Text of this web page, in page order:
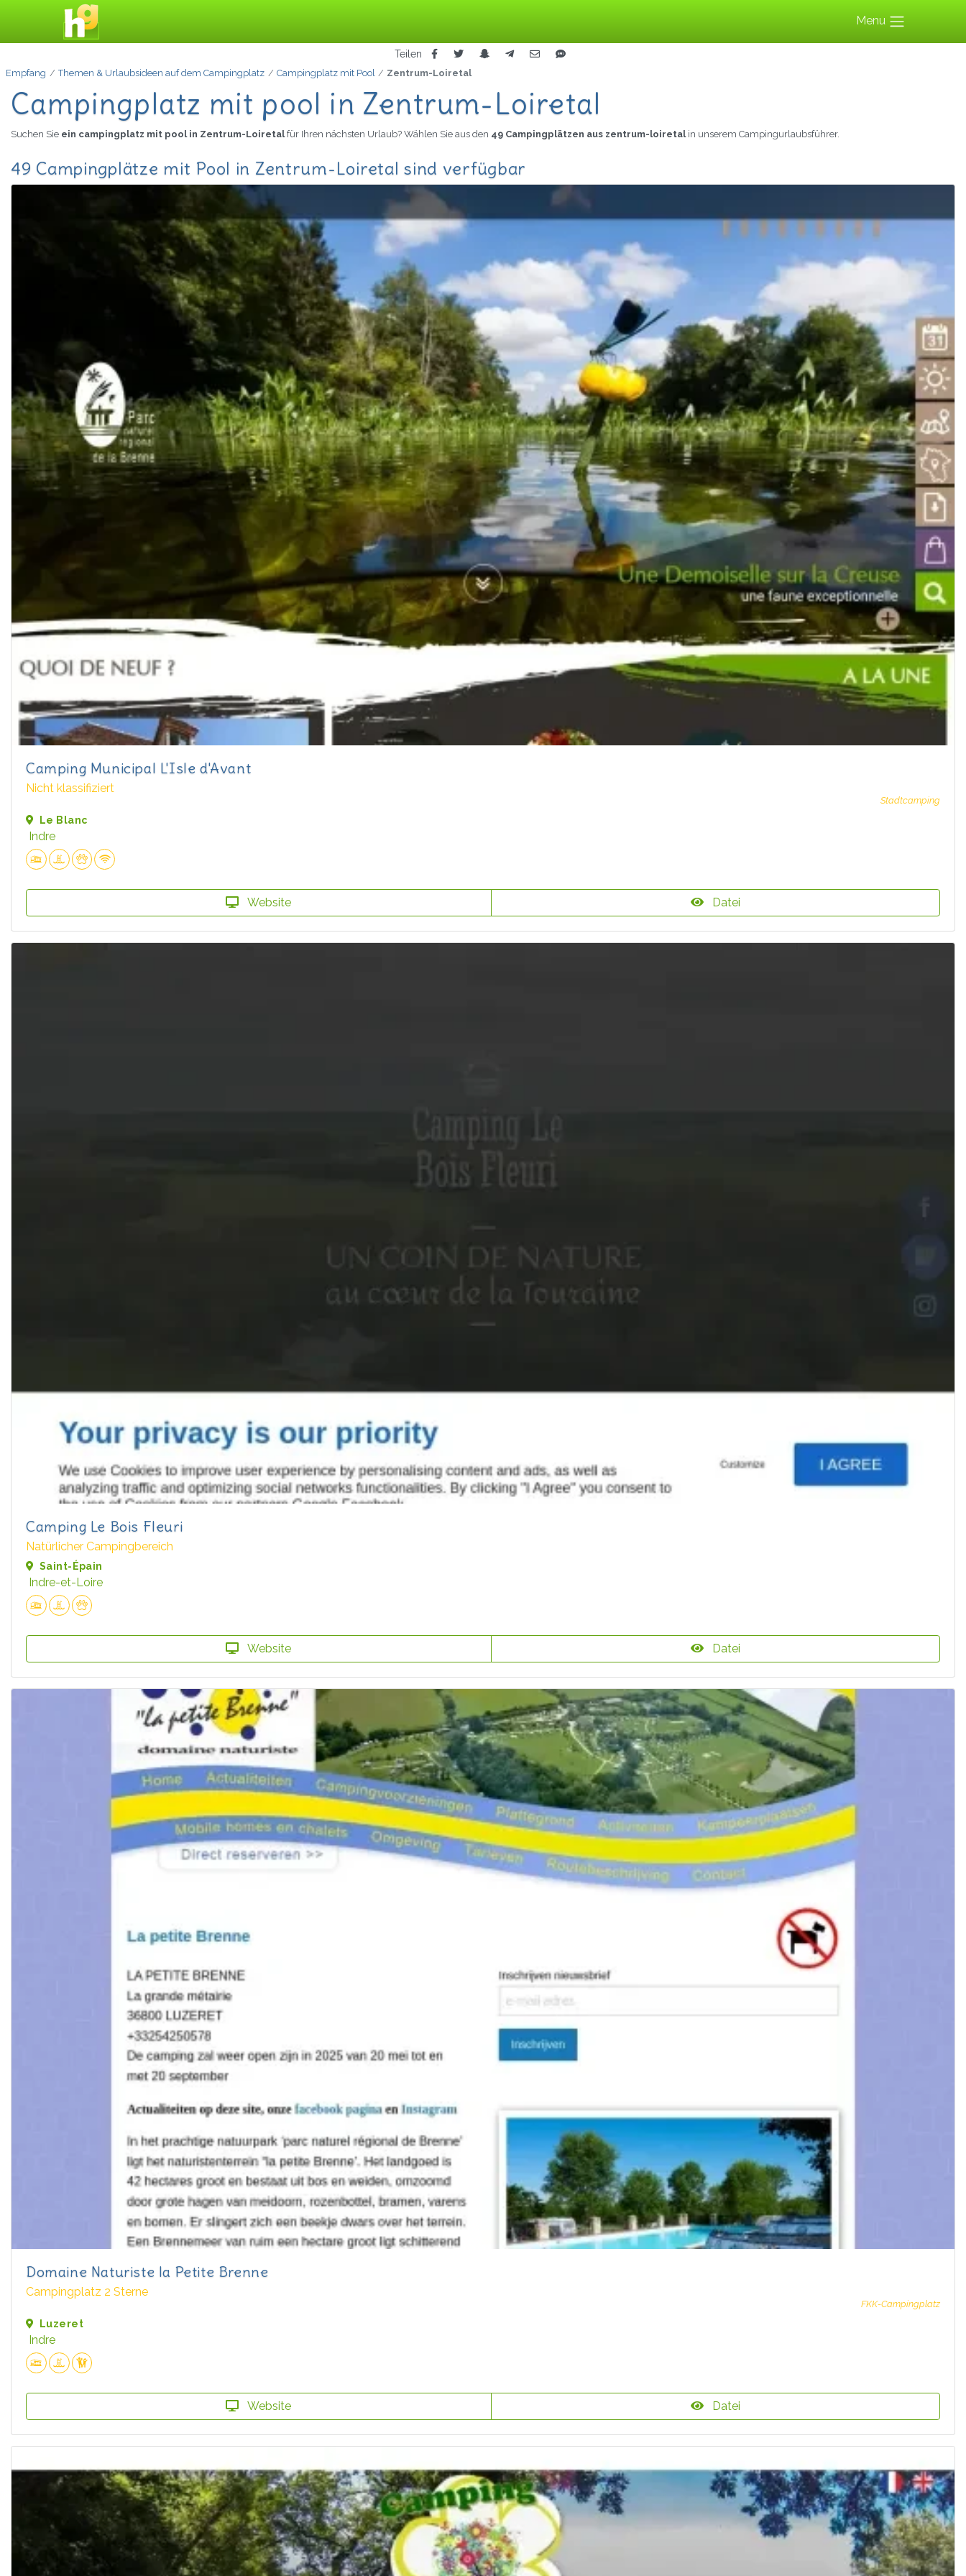
Menu
Teilen
Empfang Themen & Urlaubsideen auf dem Campingplatz Campingplatz mit Pool Zentrum-Loiretal
Campingplatz mit pool in Zentrum-Loiretal
Suchen Sie ein campingplatz mit pool in Zentrum-Loiretalfür Ihren nächsten Urlaub? Wählen Sie aus den 49 Campingplätzen aus zentrum-loiretalin unserem Campingurlaubsführer.
49 Campingplätze mit Pool in Zentrum-Loiretal sind verfügbar
Camping Municipal L'Isle d'Avant
Nicht klassifiziert
Stadtcamping
Le Blanc
Indre
Website Datei
Camping Le Bois Fleuri
Natürlicher Campingbereich
Saint-Épain
Indre-et-Loire
Website Datei
Domaine Naturiste la Petite Brenne
Campingplatz 2 Sterne
FKK-Campingplatz
Luzeret
Indre
Website Datei